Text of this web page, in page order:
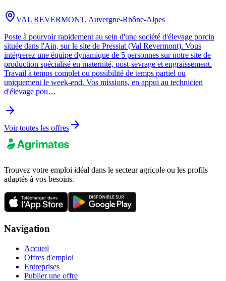
VAL REVERMONT, Auvergne-Rhône-Alpes
Poste à pourvoir rapidement au sein d'une société d'élevage porcin
située dans l'Ain, sur le site de Pressiat (Val Revermont). Vous
intégrerez une équipe dynamique de 5 personnes sur notre site de
production spécialisé en maternité, post-sevrage et engraissement.
Travail à temps complet ou possibilité de temps partiel ou
uniquement le week-end. Vos missions, en appui au technicien
d'élevage pou…
Voir toutes les offres
Trouvez votre emploi idéal dans le secteur agricole ou les profils
adaptés à vos besoins.
Navigation
Accueil
Offres d'emploi
Entreprises
Publier une offre